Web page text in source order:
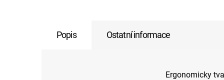
Popis Ostatní informace
Ergonomicky